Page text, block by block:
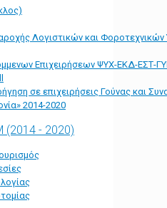
Λογιστικών και
Επιχειρήσεων ΨΥΧ-ΕΚΔ-ΕΣΤ-
σε επιχειρήσεις Γούνας και
2014-2020
(2014 - 2020)